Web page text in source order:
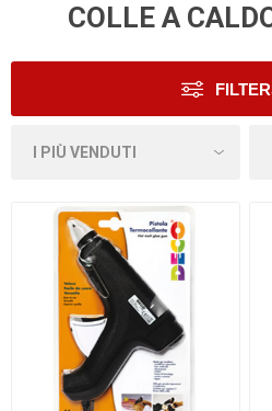
COLLE A